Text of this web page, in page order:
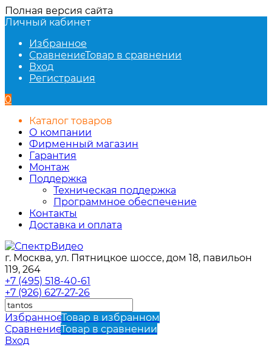
Полная версия сайта
Личный кабинет
Избранное
СравнениеТовар в сравнении
Вход
Регистрация
0
Каталог товаров
О компании
Фирменный магазин
Гарантия
Монтаж
Поддержка
Техническая поддержка
Программное обеспечение
Контакты
Доставка и оплата
г. Москва, ул. Пятницкое шоссе, дом 18, павильон
119, 264
+7 (495) 518-40-61
+7 (926) 627-27-26
ИзбранноеТовар в избранном
СравнениеТовар в сравнении
Вход